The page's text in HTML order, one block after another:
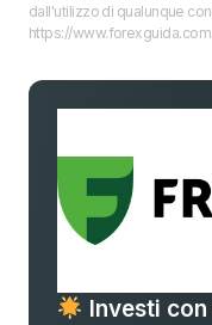
dall'utilizzo di qualunque
https://www.forexguida.com.
Investi